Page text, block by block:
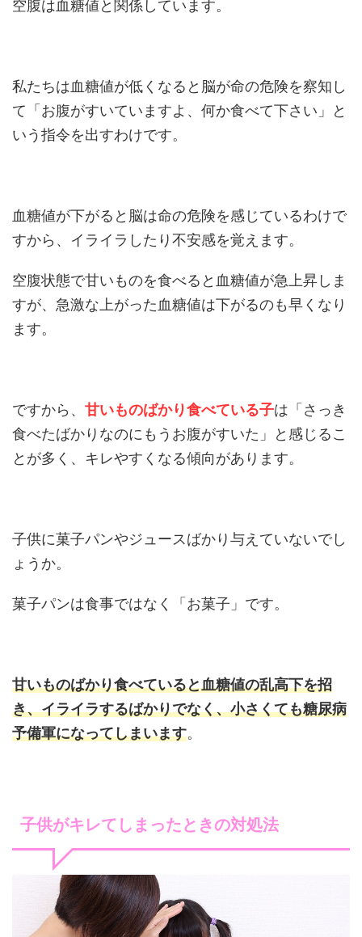
空腹は血糖値と関係しています。
私たちは血糖値が低くなると脳が命の危険を察知し
て「お腹がすいていますよ、何か食べて下さい」と
いう指令を出すわけです。
血糖値が下がると脳は命の危険を感じているわけで
すから、イライラしたり不安感を覚えます。
空腹状態で甘いものを食べると血糖値が急上昇しま
すが、急激な上がった血糖値は下がるのも早くなり
ます。
ですから、 甘いものばかり食べている子は「さっき
食べたばかりなのにもうお腹がすいた」と感じるこ
とが多く、キレやすくなる傾向があります。
子供に菓子パンやジュースばかり与えていないでし
ょうか。
菓子パンは食事ではなく「お菓子」です。
甘いものばかり食べていると血糖値の乱高下を招
き、イライラするばかりでなく、小さくても糖尿病
予備軍になってしまいます。
子供がキレてしまったときの対処法